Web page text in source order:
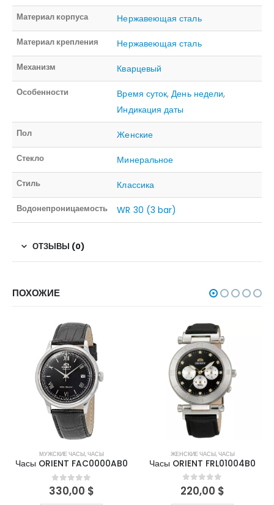
Материал корпуса Нержавеющая сталь
Материал крепления Нержавеющая сталь
Механизм Кварцевый
Особенности Время суток,День недели,
Индикация даты
Пол Женские
Стекло Минеральное
Стиль Классика
Водонепроницаемость WR 30 (3 bar)
ОТЗЫВЫ (0)
ПОХОЖИЕ
МУЖСКИЕ ЧАСЫ,ЧАСЫ
Часы ORIENT FAC0000AB0
0out of 5
330,00 $
ЖЕНСКИЕ ЧАСЫ,ЧАСЫ
Часы ORIENT FRL01004B0
0out of 5
220,00 $